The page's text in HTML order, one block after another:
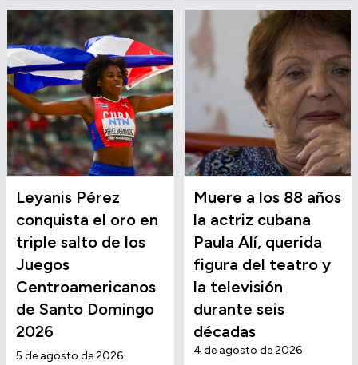
Leyanis Pérez
conquista el oro en
triple salto de los
Juegos
Centroamericanos
de Santo Domingo
2026
5 de agosto de 2026
Muere a los 88 años
la actriz cubana
Paula Alí, querida
figura del teatro y
la televisión
durante seis
décadas
4 de agosto de 2026